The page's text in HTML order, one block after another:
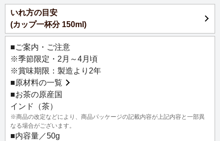
若々しい青葉のような風味のダージリン春摘みをふんだん
にブレンドした紅茶へ、ほのかに甘く華やかな大島桜の香
りをふわりと重ねました。
暖かな春の日に満開に咲く桜の下にいるかのような、やわ
らかくも明るく、甘やかな香りの春にしか出会えない紅茶
です。
いれ方の目安
(カップ一杯分 150ml)
■ご案内・ご注意
※季節限定・2月～4月頃
※賞味期限：製造より2年
■原材料の一覧
■お茶の原産国
インド（茶）
※商品の改定などにより、商品パッケージの記載内容が上記内容と一部異
なる場合がございます。
■内容量／50g